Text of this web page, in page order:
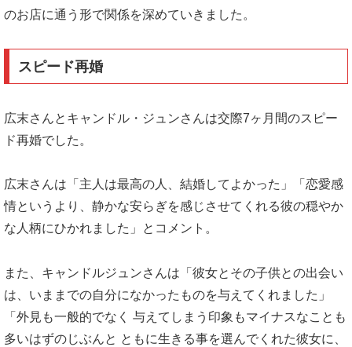
のお店に通う形で関係を深めていきました。
スピード再婚
広末さんとキャンドル・ジュンさんは交際7ヶ月間のスピー
ド再婚でした。
広末さんは「主人は最高の人、結婚してよかった」「恋愛感
情というより、静かな安らぎを感じさせてくれる彼の穏やか
な人柄にひかれました」とコメント。
また、キャンドルジュンさんは「彼女とその子供との出会い
は、いままでの自分になかったものを与えてくれました」
「外見も一般的でなく 与えてしまう印象もマイナスなことも
多いはずのじぶんと ともに生きる事を選んでくれた彼女に、